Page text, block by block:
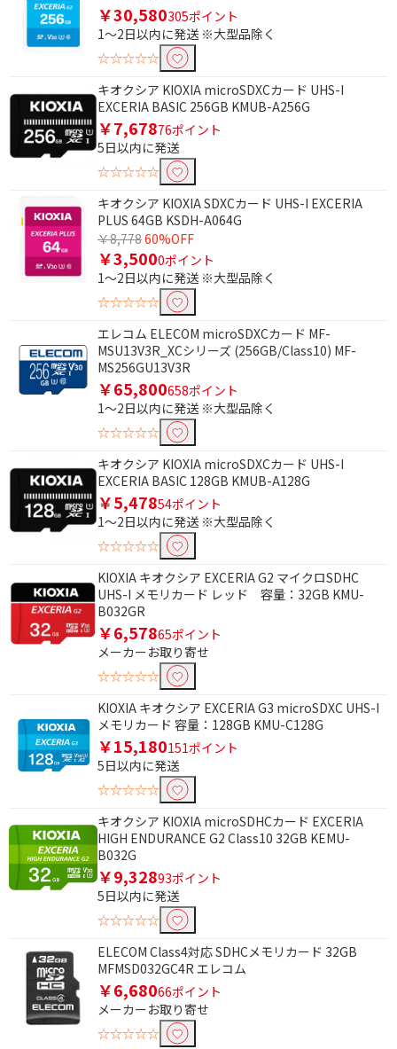
￥30,580305ポイント
1～2日以内に発送 ※大型品除く
☆☆☆☆☆
キオクシア KIOXIA microSDXCカード UHS-I
EXCERIA BASIC 256GB KMUB-A256G
￥7,67876ポイント
5日以内に発送
☆☆☆☆☆
キオクシア KIOXIA SDXCカード UHS-I EXCERIA
PLUS 64GB KSDH-A064G
￥8,77860%OFF
￥3,5000ポイント
1～2日以内に発送 ※大型品除く
☆☆☆☆☆
エレコム ELECOM microSDXCカード MF-
MSU13V3R_XCシリーズ (256GB/Class10) MF-
MS256GU13V3R
￥65,800658ポイント
1～2日以内に発送 ※大型品除く
☆☆☆☆☆
キオクシア KIOXIA microSDXCカード UHS-I
EXCERIA BASIC 128GB KMUB-A128G
￥5,47854ポイント
1～2日以内に発送 ※大型品除く
☆☆☆☆☆
KIOXIA キオクシア EXCERIA G2 マイクロSDHC
UHS-I メモリカード レッド 容量：32GB KMU-
B032GR
￥6,57865ポイント
メーカーお取り寄せ
☆☆☆☆☆
KIOXIA キオクシア EXCERIA G3 microSDXC UHS-I
メモリカード 容量：128GB KMU-C128G
￥15,180151ポイント
5日以内に発送
☆☆☆☆☆
キオクシア KIOXIA microSDHCカード EXCERIA
HIGH ENDURANCE G2 Class10 32GB KEMU-
B032G
￥9,32893ポイント
5日以内に発送
☆☆☆☆☆
ELECOM Class4対応 SDHCメモリカード 32GB
MFMSD032GC4R エレコム
￥6,68066ポイント
メーカーお取り寄せ
☆☆☆☆☆
除外する
除外する にチェックを入れると、指定したワード
価格で絞り込む
容量で絞り込む
16GB
64GB
256GB
512GB
種類で絞り込む
micro SDXCカード
micro SDHCカード
SDXCカード
USB接続
メディア対応数で絞り込む
11～15種類
Cタイプで絞り込む
USB-C → HDMI
UHS規格で絞り込む
UHSスピードクラスで絞り込む
UHSスピードクラス3
SDスピードクラスで絞り込む
Class10 Class4
ビデオスピードクラスで絞り込む
ビデオスピードクラス